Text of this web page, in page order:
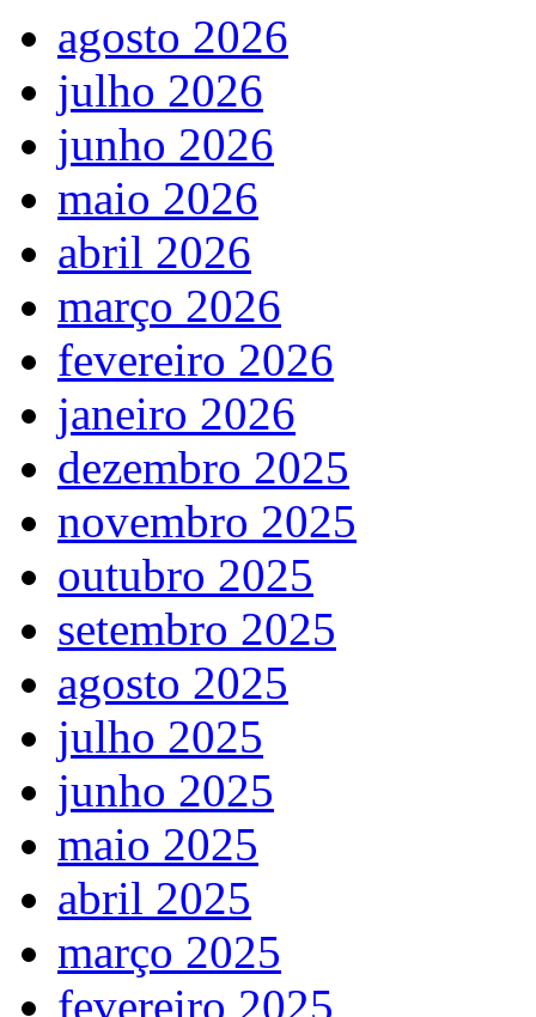
agosto 2026
julho 2026
junho 2026
maio 2026
abril 2026
março 2026
fevereiro 2026
janeiro 2026
dezembro 2025
novembro 2025
outubro 2025
setembro 2025
agosto 2025
julho 2025
junho 2025
maio 2025
abril 2025
março 2025
fevereiro 2025